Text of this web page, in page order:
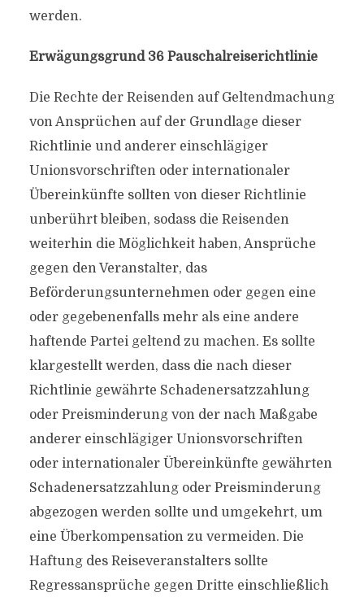
werden.
Erwägungsgrund 36 Pauschalreiserichtlinie
Die Rechte der Reisenden auf Geltendmachung
von Ansprüchen auf der Grundlage dieser
Richtlinie und anderer einschlägiger
Unionsvorschriften oder internationaler
Übereinkünfte sollten von dieser Richtlinie
unberührt bleiben, sodass die Reisenden
weiterhin die Möglichkeit haben, Ansprüche
gegen den Veranstalter, das
Beförderungsunternehmen oder gegen eine
oder gegebenenfalls mehr als eine andere
haftende Partei geltend zu machen. Es sollte
klargestellt werden, dass die nach dieser
Richtlinie gewährte Schadenersatzzahlung
oder Preisminderung von der nach Maßgabe
anderer einschlägiger Unionsvorschriften
oder internationaler Übereinkünfte gewährten
Schadenersatzzahlung oder Preisminderung
abgezogen werden sollte und umgekehrt, um
eine Überkompensation zu vermeiden. Die
Haftung des Reiseveranstalters sollte
Regressansprüche gegen Dritte einschließlich